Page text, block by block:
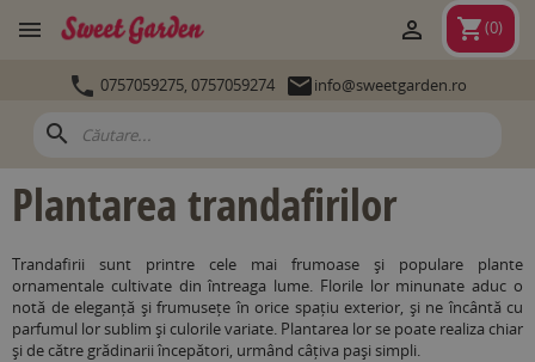
 shopping_cart(0)

 0757059275, 0757059274 info@sweetgarden.ro
search
Plantarea trandafirilor
Trandafirii sunt printre cele mai frumoase și populare plante
ornamentale cultivate din întreaga lume. Florile lor minunate aduc o
notă de eleganță și frumusețe în orice spațiu exterior, și ne încântă cu
parfumul lor sublim și culorile variate. Plantarea lor se poate realiza chiar
și de către grădinarii începători, urmând câțiva pași simpli.